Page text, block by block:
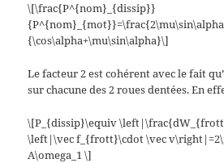
\[\frac{P^{nom}_{dissip}}
{\cos\alpha+\mu\sin\alpha}\]
Le facteur 2 est cohérent avec le fait
sur chacune des 2 roues dentées. En
\[P_{dissip}\equiv
\left|\vec f_{frott}\cdot \vec
A\omega_1 \]